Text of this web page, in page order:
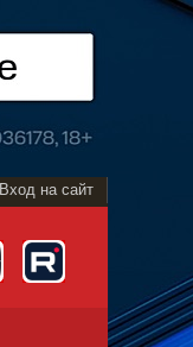
Вход на сайт